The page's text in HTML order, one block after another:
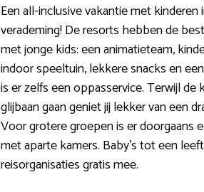
Een all-inclusive vakantie met kinderen
verademing! De resorts hebben de
met jonge kids: een animatieteam,
indoor speeltuin, lekkere snacks en
is er zelfs een oppasservice. Terwijl de
glijbaan gaan geniet jij lekker van een
Voor grotere groepen is er doorgaans
met aparte kamers. Baby’s tot een
reisorganisaties gratis mee.